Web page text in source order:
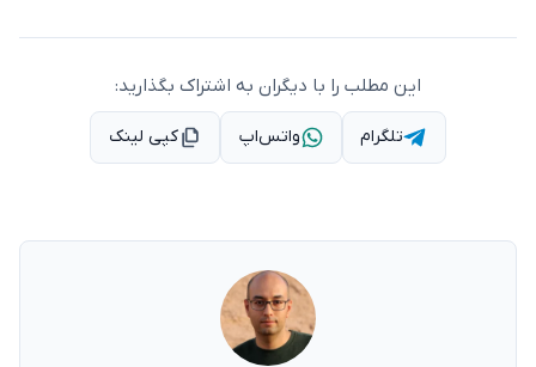
این مطلب را با دیگران به اشتراک بگذارید:
تلگرام واتس‌اپ کپی لینک